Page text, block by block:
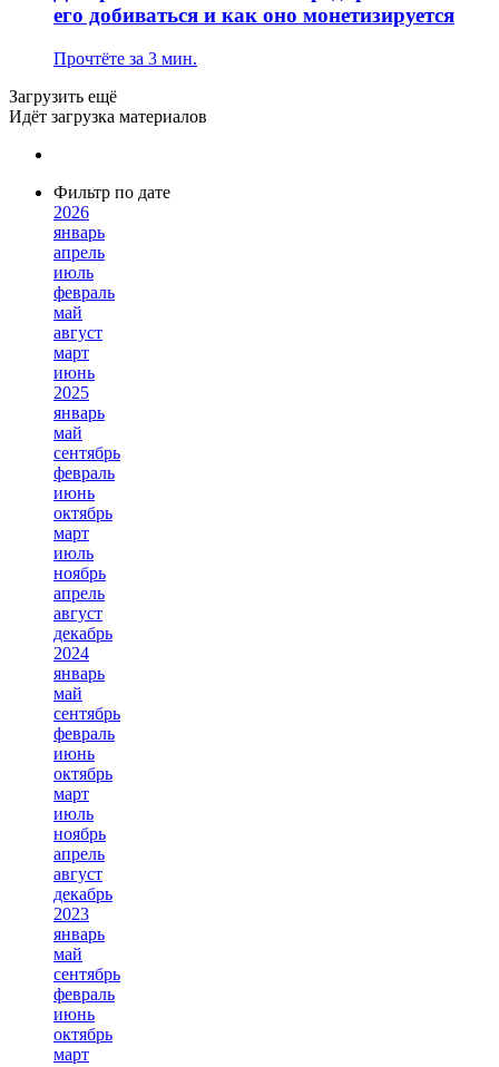
его добиваться и как оно монетизируется
Прочтёте за 3 мин.
Загрузить ещё
Идёт загрузка материалов
Фильтр по дате
2026
январь
апрель
июль
февраль
май
август
март
июнь
2025
январь
май
сентябрь
февраль
июнь
октябрь
март
июль
ноябрь
апрель
август
декабрь
2024
январь
май
сентябрь
февраль
июнь
октябрь
март
июль
ноябрь
апрель
август
декабрь
2023
январь
май
сентябрь
февраль
июнь
октябрь
март